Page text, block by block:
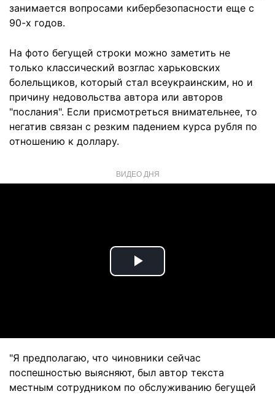
занимается вопросами кибербезопасности еще с
90-х годов.
На фото бегущей строки можно заметить не
только классический возглас харьковских
болельщиков, который стал всеукраинским, но и
причину недовольства автора или авторов
"послания". Если присмотреться внимательнее, то
негатив связан с резким падением курса рубля по
отношению к доллару.
ВИДЕО ДНЯ
Play
"Я предполагаю, что чиновники сейчас
поспешностью выясняют, был автор текста
местным сотрудником по обслуживанию бегущей